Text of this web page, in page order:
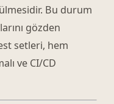
Bu durum
gözden
setleri, hem
ve CI/CD